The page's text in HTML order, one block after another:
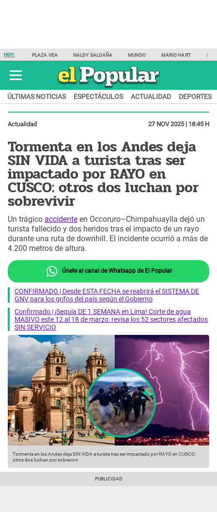
HOY: PLAZA VEA NALDY SALDAÑA MUNDO MARIO HART
ÚLTIMAS NOTICIAS ESPECTÁCULOS ACTUALIDAD DEPORTES
Actualidad 27 NOV 2025 | 18:45 H
Tormenta en los Andes deja
SIN VIDA a turista tras ser
impactado por RAYO en
CUSCO: otros dos luchan por
sobrevivir
Un trágico accidente en Occoruro–Chimpahuaylla dejó un
turista fallecido y dos heridos tras el impacto de un rayo
durante una ruta de downhill. El incidente ocurrió a más de
4.200 metros de altura.
Únete al canal de Whatsapp de El Popular
CONFIRMADO | Desde ESTA FECHA se reabrirá el SISTEMA DE
GNV para los grifos del país según el Gobierno
Confirmado | ¡Sequía DE 1 SEMANA en Lima! Corte de agua
MASIVO este 12 al 18 de marzo: revisa los 52 sectores afectados
SIN SERVICIO
Tormenta en los Andes deja SIN VIDA a turista tras ser impactado por RAYO en CUSCO:
otros dos luchan por sobrevivir